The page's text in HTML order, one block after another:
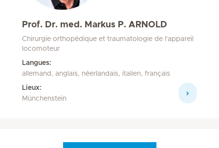
Prof. Dr. med. Markus P. ARNOLD
Chirurgie orthopédique et traumatologie de l'appareil
locomoteur
Langues:
allemand, anglais, néerlandais, italien, français
Lieux:
Münchenstein